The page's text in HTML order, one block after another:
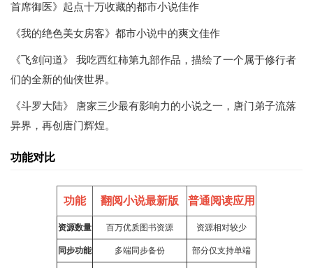
首席御医》起点十万收藏的都市小说佳作
《我的绝色美女房客》都市小说中的爽文佳作
《飞剑问道》 我吃西红柿第九部作品，描绘了一个属于修行者
们的全新的仙侠世界。
《斗罗大陆》 唐家三少最有影响力的小说之一，唐门弟子流落
异界，再创唐门辉煌。
功能对比
功能 翻阅小说最新版 普通阅读应用
资源数量 百万优质图书资源 资源相对较少
同步功能 多端同步备份 部分仅支持单端